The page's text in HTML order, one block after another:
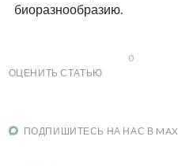
биоразнообразию.
ОЦЕНИТЬ СТАТЬЮ
0
ПОДПИШИТЕСЬ НА НАС В MAX